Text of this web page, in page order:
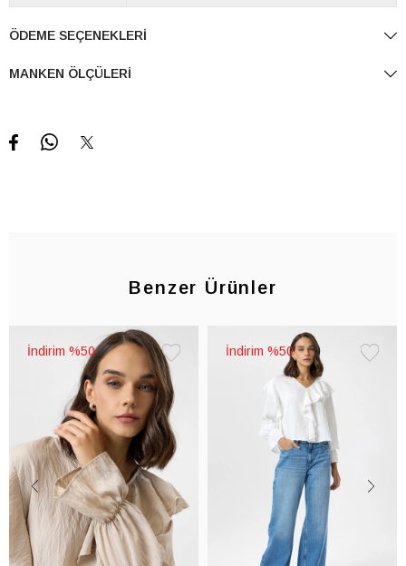
ÖDEME SEÇENEKLERI
MANKEN ÖLÇÜLERI
Benzer Ürünler
Favorilere
Ekle
%50 %50